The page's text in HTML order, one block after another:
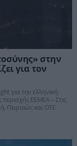
στην
για τον
για την ελληνική
ΕΕΜΕΑ – Στις
Πειραιώς και ΟΤΕ.